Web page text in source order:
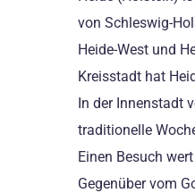
von Schleswig-
Heide-West und
Kreisstadt hat
In der Innenstadt
traditionelle
Einen Besuch
Gegenüber vom